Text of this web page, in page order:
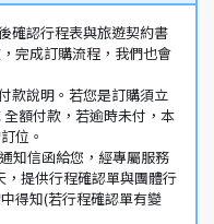
確認行程表與旅遊契約書
完成訂購流程，我們也會
款說明。若您是訂購須立
額付款，若逾時未付，本
位。
知信函給您，經專屬服務
，提供行程確認單與團體行
得知(若行程確認單有變